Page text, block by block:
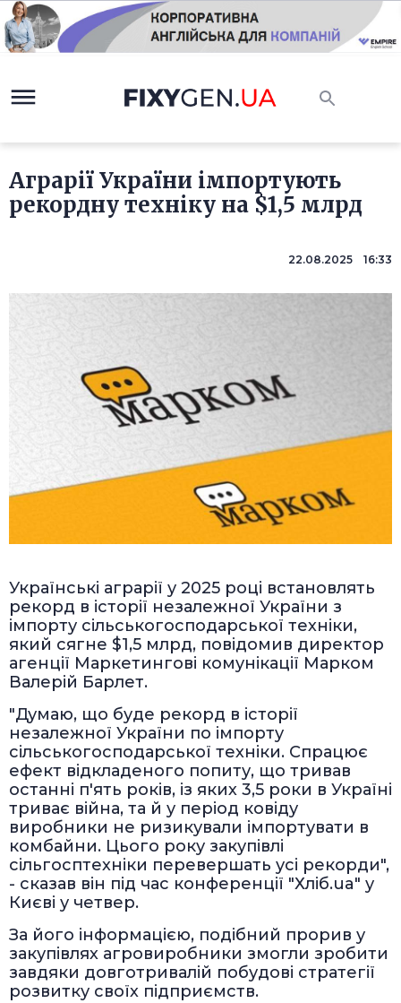
Аграрії України імпортують
рекордну техніку на $1,5 млрд
22.08.2025 16:33
Українські аграрії у 2025 році встановлять
рекорд в історії незалежної України з
імпорту сільськогосподарської техніки,
який сягне $1,5 млрд, повідомив директор
агенції Маркетингові комунікації Марком
Валерій Барлет.
"Думаю, що буде рекорд в історії
незалежної України по імпорту
сільськогосподарської техніки. Спрацює
ефект відкладеного попиту, що тривав
останні п'ять років, із яких 3,5 роки в Україні
триває війна, та й у період ковіду
виробники не ризикували імпортувати в
комбайни. Цього року закупівлі
сільгосптехніки перевершать усі рекорди",
- сказав він під час конференції "Хліб.ua" у
Києві у четвер.
За його інформацією, подібний прорив у
закупівлях агровиробники змогли зробити
завдяки довготривалій побудові стратегії
розвитку своїх підприємств.